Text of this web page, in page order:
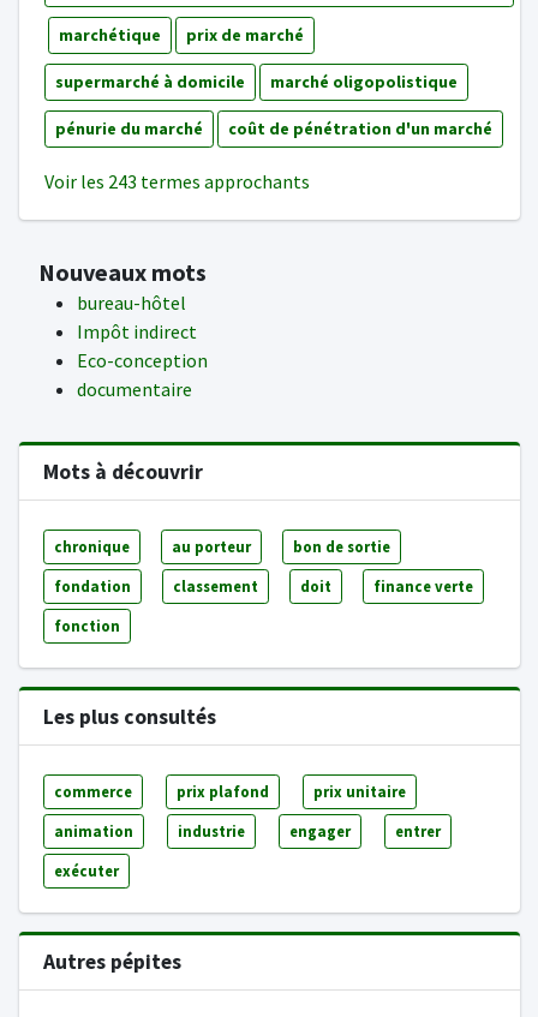
marchétique prix de marché
supermarché à domicile marché oligopolistique
pénurie du marché coût de pénétration d'un marché
Voir les 243 termes approchants
Nouveaux mots
bureau-hôtel
Impôt indirect
Eco-conception
documentaire
Mots à découvrir
chronique au porteur bon de sortie
fondation classement doit finance verte
fonction
Les plus consultés
commerce prix plafond prix unitaire
animation industrie engager entrer
exécuter
Autres pépites